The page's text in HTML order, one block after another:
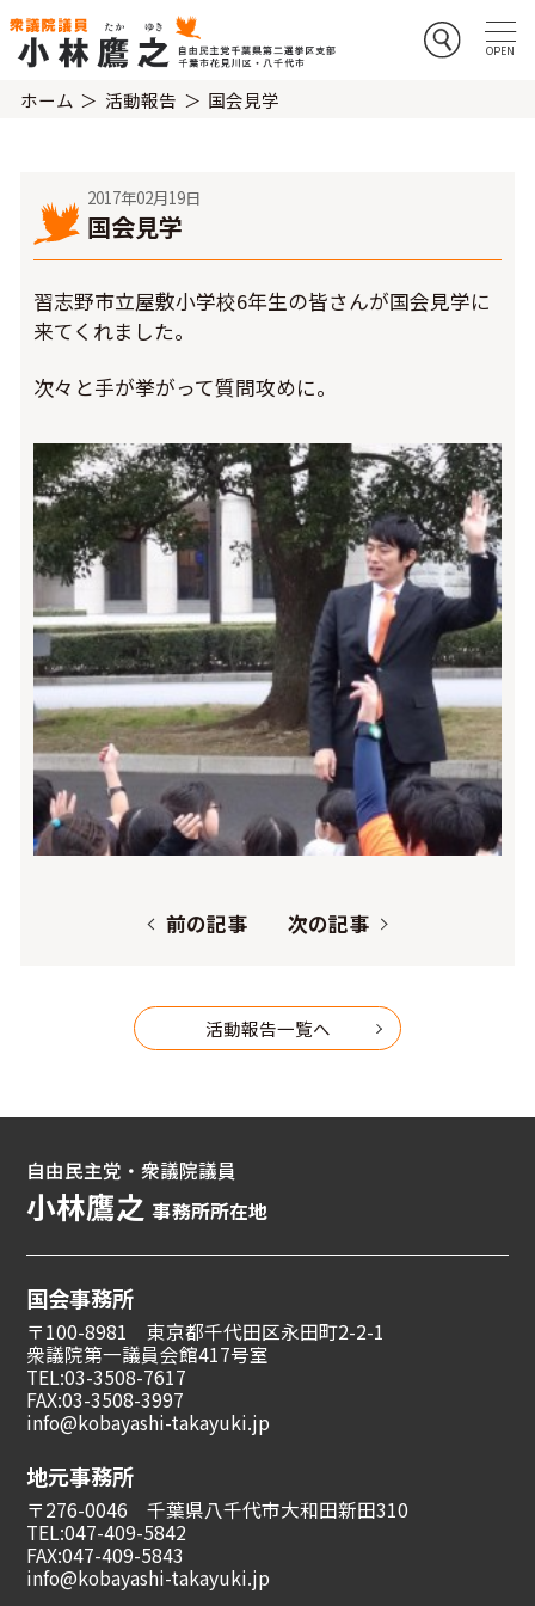
ホーム 活動報告 国会見学
2017年02月19日
国会見学
習志野市立屋敷小学校6年生の皆さんが国会見学に
来てくれました。
次々と手が挙がって質問攻めに。
前の記事 次の記事
活動報告一覧へ
自由民主党・衆議院議員
小林鷹之事務所所在地
国会事務所
〒100-8981 東京都千代田区永田町2-2-1
衆議院第一議員会館417号室
TEL:03-3508-7617
FAX:03-3508-3997
info@kobayashi-takayuki.jp
地元事務所
〒276-0046 千葉県八千代市大和田新田310
TEL:047-409-5842
FAX:047-409-5843
info@kobayashi-takayuki.jp